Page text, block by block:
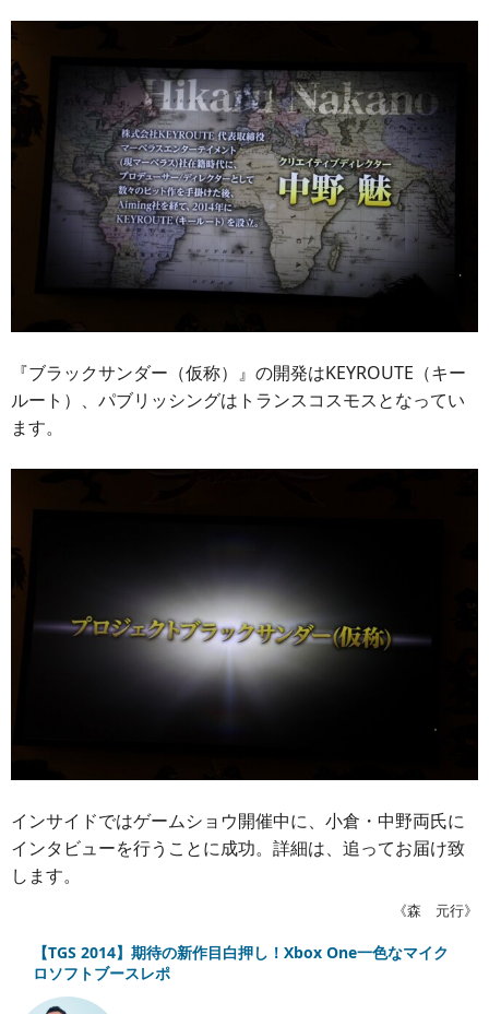
『ブラックサンダー（仮称）』の開発はKEYROUTE（キー
ルート）、パブリッシングはトランスコスモスとなってい
ます。
インサイドではゲームショウ開催中に、小倉・中野両氏に
インタビューを行うことに成功。詳細は、追ってお届け致
します。
《森 元行》
【TGS 2014】期待の新作目白押し！Xbox One一色なマイク
ロソフトブースレポ